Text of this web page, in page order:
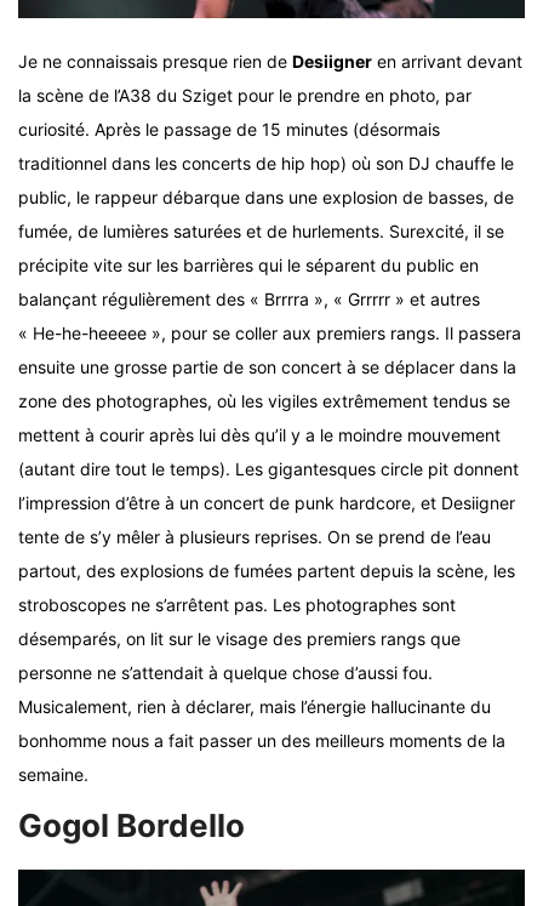
Je ne connaissais presque rien de Desiigner en arrivant devant
la scène de l’A38 du Sziget pour le prendre en photo, par
curiosité. Après le passage de 15 minutes (désormais
traditionnel dans les concerts de hip hop) où son DJ chauffe le
public, le rappeur débarque dans une explosion de basses, de
fumée, de lumières saturées et de hurlements. Surexcité, il se
précipite vite sur les barrières qui le séparent du public en
balançant régulièrement des « Brrrra », « Grrrrr » et autres
« He-he-heeeee », pour se coller aux premiers rangs. Il passera
ensuite une grosse partie de son concert à se déplacer dans la
zone des photographes, où les vigiles extrêmement tendus se
mettent à courir après lui dès qu’il y a le moindre mouvement
(autant dire tout le temps). Les gigantesques circle pit donnent
l’impression d’être à un concert de punk hardcore, et Desiigner
tente de s’y mêler à plusieurs reprises. On se prend de l’eau
partout, des explosions de fumées partent depuis la scène, les
stroboscopes ne s’arrêtent pas. Les photographes sont
désemparés, on lit sur le visage des premiers rangs que
personne ne s’attendait à quelque chose d’aussi fou.
Musicalement, rien à déclarer, mais l’énergie hallucinante du
bonhomme nous a fait passer un des meilleurs moments de la
semaine.
Gogol Bordello